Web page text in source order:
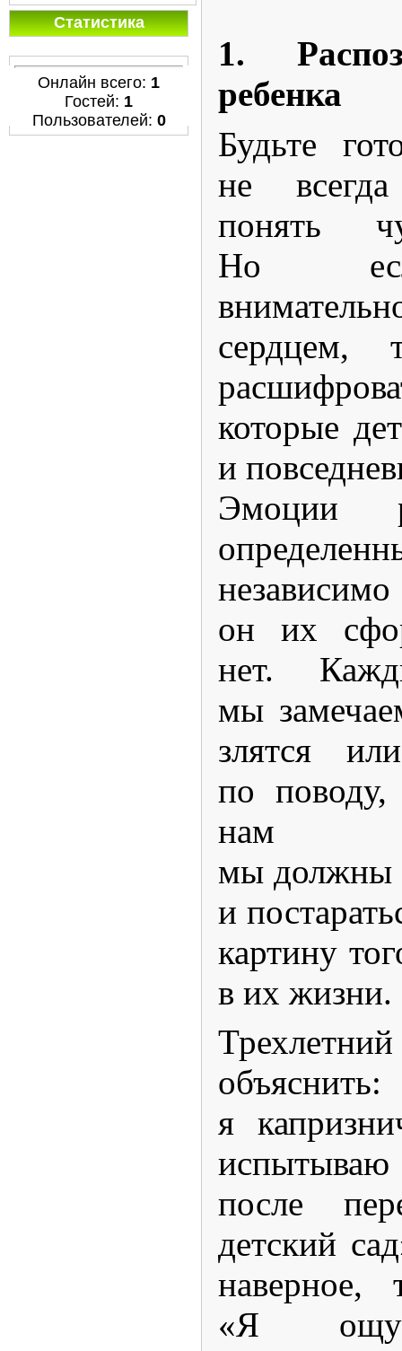
Статистика
Онлайн всего: 1
Гостей: 1
Пользователей: 0
1.
ребенка
Будьте
не
понять
Но
сердцем,
которые
и
Эмоции
он их
нет.
мы
злятся
по поводу,
нам
мы должны
и
картину
в их жизни.
я
после
детский
наверное,
«Я